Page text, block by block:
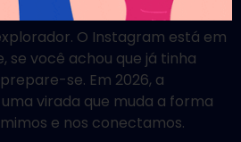
O Instagram está em
se você achou que já tinha
se. Em 2026, a
virada que muda a forma
e nos conectamos.